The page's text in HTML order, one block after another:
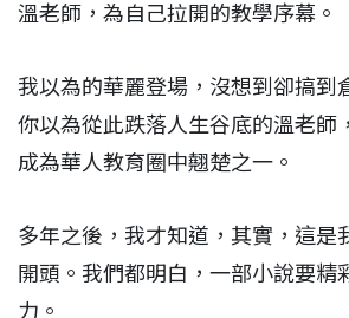
溫老師，為自己拉開的教學序幕。
我以為的華麗登場，沒想到卻搞到
你以為從此跌落人生谷底的溫老師
成為華人教育圈中翹楚之一。
多年之後，我才知道，其實，這是
開頭。我們都明白，一部小說要精
力。